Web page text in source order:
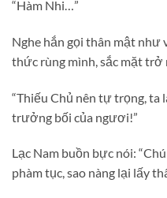
“Hàm Nhi…”
Nghe hắn gọi thân mật như
thức rùng mình, sắc mặt trở
“Thiếu Chủ nên tự trọng, ta
trưởng bối của ngươi!”
Lạc Nam buồn bực nói:
phàm tục, sao nàng lại lấy